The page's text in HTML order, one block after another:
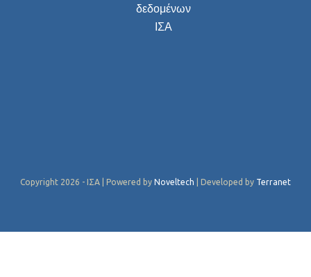
δεδομένων
ΙΣΑ
Copyright 2026 - ΙΣΑ | Powered by Noveltech | Developed by Terranet